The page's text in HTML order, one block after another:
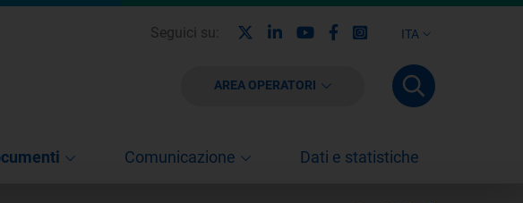
ITA
Seguici su: LinkedinYoutubeFacebook
Instagram
AREA OPERATORI
Comunicazione Dati e statistiche